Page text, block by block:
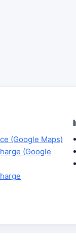
(Google Maps)
(Google